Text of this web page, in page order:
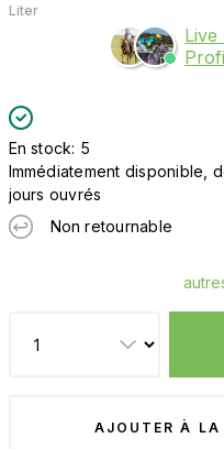
Liter
En stock: 5
Immédiatement disponible,
jours ouvrés
Non retournable
AJOUTER À LA